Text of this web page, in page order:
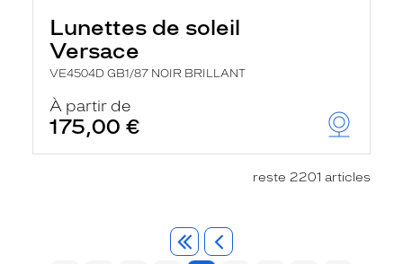
Lunettes de soleil
Versace
VE4504D GB1/87 NOIR BRILLANT
À partir de
175,00 €
reste 2201 articles